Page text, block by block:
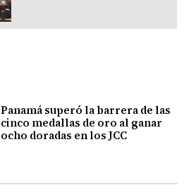
Panamá superó la barrera de las
cinco medallas de oro al ganar
ocho doradas en los JCC